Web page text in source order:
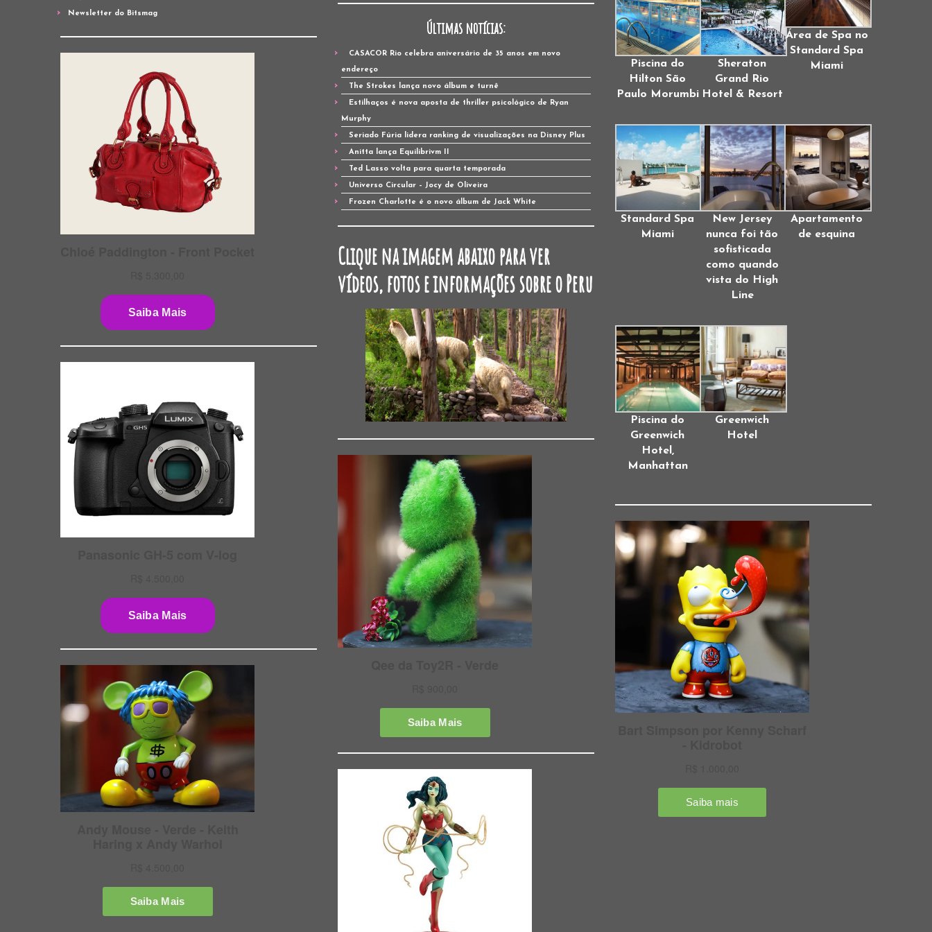
Newsletter do Bitsmag
Últimas notícias:
CASACOR Rio celebra aniversário de 35 anos em novo
endereço
The Strokes lança novo álbum e turnê
Estilhaços é nova aposta de thriller psicológico de Ryan
Murphy
Seriado Fúria lidera ranking de visualizações na Disney Plus
Anitta lança Equilibrivm II
Ted Lasso volta para quarta temporada
Universo Circular – Jocy de Oliveira
Frozen Charlotte é o novo álbum de Jack White
Clique na imagem abaixo para ver
vídeos, fotos e informações sobre o Peru
Piscina do
Hilton São
Paulo Morumbi
Sheraton
Grand Rio
Hotel & Resort
Área de Spa no
Standard Spa
Miami
Standard Spa
Miami
New Jersey
nunca foi tão
sofisticada
como quando
vista do High
Line
Apartamento
de esquina
Piscina do
Greenwich
Hotel,
Manhattan
Greenwich
Hotel